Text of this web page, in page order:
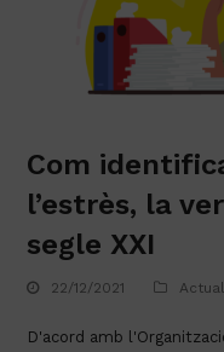
Com
l’estrès, la
segle XXI
22/12/2021
D'acord amb